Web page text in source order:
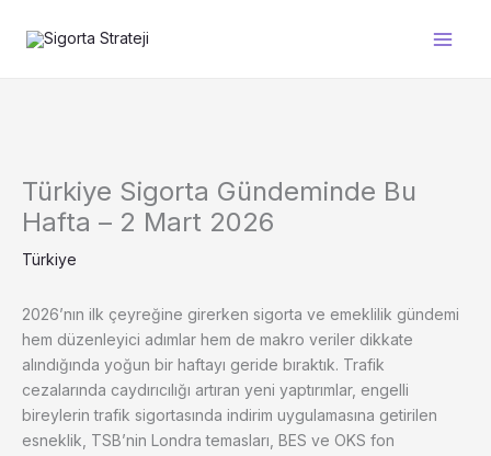
Türkiye Sigorta Gündeminde Bu
Hafta – 2 Mart 2026
Türkiye
2026’nın ilk çeyreğine girerken sigorta ve emeklilik gündemi
hem düzenleyici adımlar hem de makro veriler dikkate
alındığında yoğun bir haftayı geride bıraktık. Trafik
cezalarında caydırıcılığı artıran yeni yaptırımlar, engelli
bireylerin trafik sigortasında indirim uygulamasına getirilen
esneklik, TSB’nin Londra temasları, BES ve OKS fon